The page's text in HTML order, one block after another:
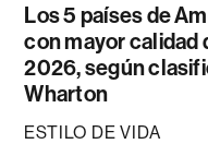
Los 5 países de
con mayor calidad
2026, según
Wharton
ESTILO DE VIDA